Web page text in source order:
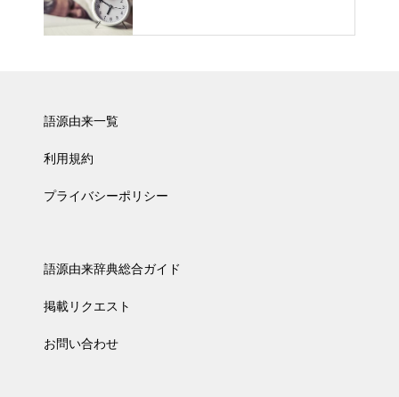
語源由来一覧
利用規約
プライバシーポリシー
語源由来辞典総合ガイド
掲載リクエスト
お問い合わせ